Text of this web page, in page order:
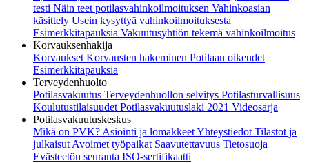
testi Näin teet potilasvahinkoilmoituksen Vahinkoasian
käsittely Usein kysyttyä vahinkoilmoituksesta
Esimerkkitapauksia Vakuutusyhtiön tekemä vahinkoilmoitus
Korvauksenhakija
Korvaukset Korvausten hakeminen Potilaan oikeudet
Esimerkkitapauksia
Terveydenhuolto
Potilasvakuutus Terveydenhuollon selvitys Potilasturvallisuus
Koulutustilaisuudet Potilasvakuutuslaki 2021 Videosarja
Potilasvakuutuskeskus
Mikä on PVK? Asiointi ja lomakkeetYhteystiedot Tilastot ja
julkaisut Avoimet työpaikat Saavutettavuus Tietosuoja
Evästeetön seuranta ISO-sertifikaatti